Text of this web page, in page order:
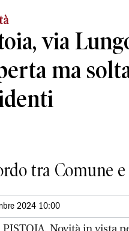
via
ma
tra Comune
2024 10:00